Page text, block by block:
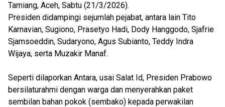
Tamiang, Aceh, Sabtu (21/3/2026).
Presiden didampingi sejumlah pejabat, antara lain Tito
Karnavian, Sugiono, Prasetyo Hadi, Dody Hanggodo, Sjafrie
Sjamsoeddin, Sudaryono, Agus Subianto, Teddy Indra
Wijaya, serta Muzakir Manaf.
Seperti dilaporkan Antara, usai Salat Id, Presiden Prabowo
bersilaturahmi dengan warga dan menyerahkan paket
sembilan bahan pokok (sembako) kepada perwakilan